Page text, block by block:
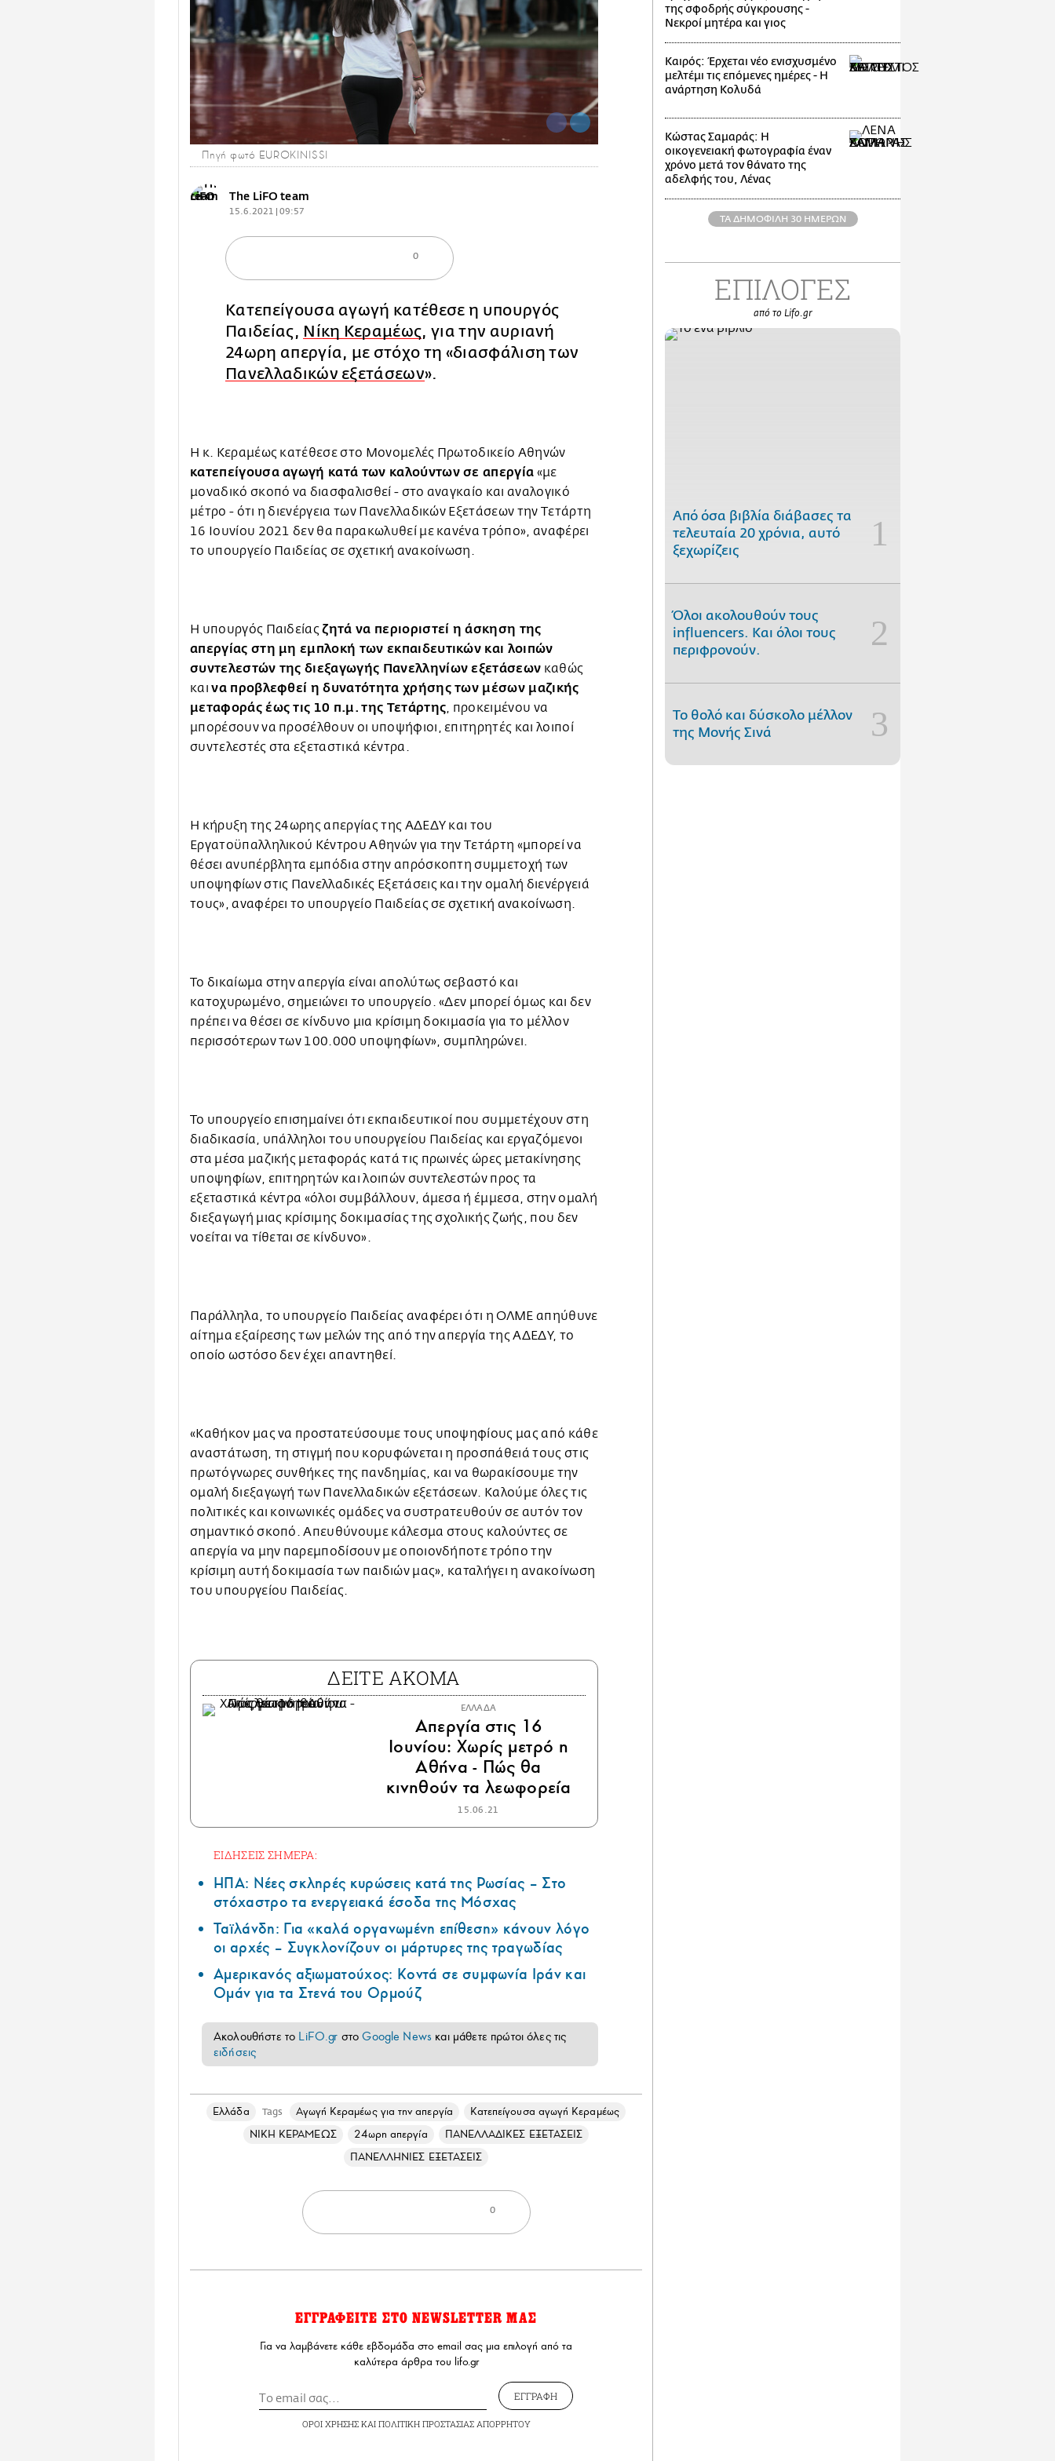
Πηγή φωτό EUROKINISSI
The LiFO team
15.6.2021 | 09:57
0
Κατεπείγουσα αγωγή κατέθεσε η υπουργός
Παιδείας, Νίκη Κεραμέως, για την αυριανή
24ωρη απεργία, με στόχο τη «διασφάλιση των
Πανελλαδικών εξετάσεων».
Η κ. Κεραμέως κατέθεσε στο Μονομελές Πρωτοδικείο Αθηνών
κατεπείγουσα αγωγή κατά των καλούντων σε απεργία «με
μοναδικό σκοπό να διασφαλισθεί - στο αναγκαίο και αναλογικό
μέτρο - ότι η διενέργεια των Πανελλαδικών Εξετάσεων την Τετάρτη
16 Ιουνίου 2021 δεν θα παρακωλυθεί με κανένα τρόπο», αναφέρει
το υπουργείο Παιδείας σε σχετική ανακοίνωση.
Η υπουργός Παιδείαςζητά να περιοριστεί η άσκηση της
απεργίας στη μη εμπλοκή των εκπαιδευτικών και λοιπών
συντελεστών της διεξαγωγής Πανελληνίων εξετάσεων καθώς
καινα προβλεφθεί η δυνατότητα χρήσης των μέσων μαζικής
μεταφοράς έως τις 10 π.μ. της Τετάρτης, προκειμένου να
μπορέσουν να προσέλθουν οι υποψήφιοι, επιτηρητές και λοιποί
συντελεστές στα εξεταστικά κέντρα.
Η κήρυξη της 24ωρης απεργίας της ΑΔΕΔΥ και του
Εργατοϋπαλληλικού Κέντρου Αθηνών για την Τετάρτη «μπορεί να
θέσει ανυπέρβλητα εμπόδια στην απρόσκοπτη συμμετοχή των
υποψηφίων στις Πανελλαδικές Εξετάσεις και την ομαλή διενέργειά
τους», αναφέρει το υπουργείο Παιδείας σε σχετική ανακοίνωση.
Το δικαίωμα στην απεργία είναι απολύτως σεβαστό και
κατοχυρωμένο, σημειώνει το υπουργείο. «Δεν μπορεί όμως και δεν
πρέπει να θέσει σε κίνδυνο μια κρίσιμη δοκιμασία για το μέλλον
περισσότερων των 100.000 υποψηφίων», συμπληρώνει.
Το υπουργείο επισημαίνει ότι εκπαιδευτικοί που συμμετέχουν στη
διαδικασία, υπάλληλοι του υπουργείου Παιδείας και εργαζόμενοι
στα μέσα μαζικής μεταφοράς κατά τις πρωινές ώρες μετακίνησης
υποψηφίων, επιτηρητών και λοιπών συντελεστών προς τα
εξεταστικά κέντρα «όλοι συμβάλλουν, άμεσα ή έμμεσα, στην ομαλή
διεξαγωγή μιας κρίσιμης δοκιμασίας της σχολικής ζωής, που δεν
νοείται να τίθεται σε κίνδυνο».
Παράλληλα, το υπουργείο Παιδείας αναφέρει ότι η ΟΛΜΕ απηύθυνε
αίτημα εξαίρεσης των μελών της από την απεργία της ΑΔΕΔΥ, το
οποίο ωστόσο δεν έχει απαντηθεί.
«Καθήκον μας να προστατεύσουμε τους υποψηφίους μας από κάθε
αναστάτωση, τη στιγμή που κορυφώνεται η προσπάθειά τους στις
πρωτόγνωρες συνθήκες της πανδημίας, και να θωρακίσουμε την
ομαλή διεξαγωγή των Πανελλαδικών εξετάσεων. Καλούμε όλες τις
πολιτικές και κοινωνικές ομάδες να συστρατευθούν σε αυτόν τον
σημαντικό σκοπό. Απευθύνουμε κάλεσμα στους καλούντες σε
απεργία να μην παρεμποδίσουν με οποιονδήποτε τρόπο την
κρίσιμη αυτή δοκιμασία των παιδιών μας», καταλήγει η ανακοίνωση
του υπουργείου Παιδείας.
ΔΕΙΤΕ ΑΚΟΜΑ
ΕΛΛΑΔΑ
Απεργία στις 16
Ιουνίου: Χωρίς μετρό η
Αθήνα - Πώς θα
κινηθούν τα λεωφορεία
15.06.21
ΕΙΔΗΣΕΙΣ ΣΗΜΕΡΑ:
ΗΠΑ: Nέες σκληρές κυρώσεις κατά της Ρωσίας – Στο
στόχαστρο τα ενεργειακά έσοδα της Μόσχας
Ταϊλάνδη: Για «καλά οργανωμένη επίθεση» κάνουν λόγο
οι αρχές – Συγκλονίζουν οι μάρτυρες της τραγωδίας
Αμερικανός αξιωματούχος: Κοντά σε συμφωνία Ιράν και
Ομάν για τα Στενά του Ορμούζ
Ακολουθήστε το LiFO.gr στοGoogle News και μάθετε πρώτοι όλες τις
ειδήσεις
Ελλάδα Tags Αγωγή Κεραμέως για την απεργία
Κατεπείγουσα αγωγή Κεραμέως
ΝΙΚΗ ΚΕΡΑΜΕΩΣ
24ωρη απεργία
ΠΑΝΕΛΛΑΔΙΚΕΣ ΕΞΕΤΑΣΕΙΣ
ΠΑΝΕΛΛΗΝΙΕΣ ΕΞΕΤΑΣΕΙΣ
0
ΕΓΓΡΑΦΕΙΤΕ ΣΤΟ NEWSLETTER ΜΑΣ
Για να λαμβάνετε κάθε εβδομάδα στο email σας μια επιλογή από τα
καλύτερα άρθρα του lifo.gr
ΕΓΓΡΑΦΗ
ΟΡΟΙ ΧΡΗΣΗΣΚΑΙ ΠΟΛΙΤΙΚΗ ΠΡΟΣΤΑΣΙΑΣ ΑΠΟΡΡΗΤΟΥ
της σφοδρής σύγκρουσης -
Νεκροί μητέρα και γιος
Καιρός: Έρχεται νέο ενισχυσμένο
μελτέμι τις επόμενες ημέρες - Η
ανάρτηση Κολυδά
Κώστας Σαμαράς: Η
οικογενειακή φωτογραφία έναν
χρόνο μετά τον θάνατο της
αδελφής του, Λένας
ΤΑ ΔΗΜΟΦΙΛΗ 30 ΗΜΕΡΩΝ
ΕΠΙΛΟΓΕΣ
από το Lifo.gr
Από όσα βιβλία διάβασες τα
τελευταία 20 χρόνια, αυτό
ξεχωρίζεις
Όλοι ακολουθούν τους
influencers. Και όλοι τους
περιφρονούν.
Το θολό και δύσκολο μέλλον
της Μονής Σινά